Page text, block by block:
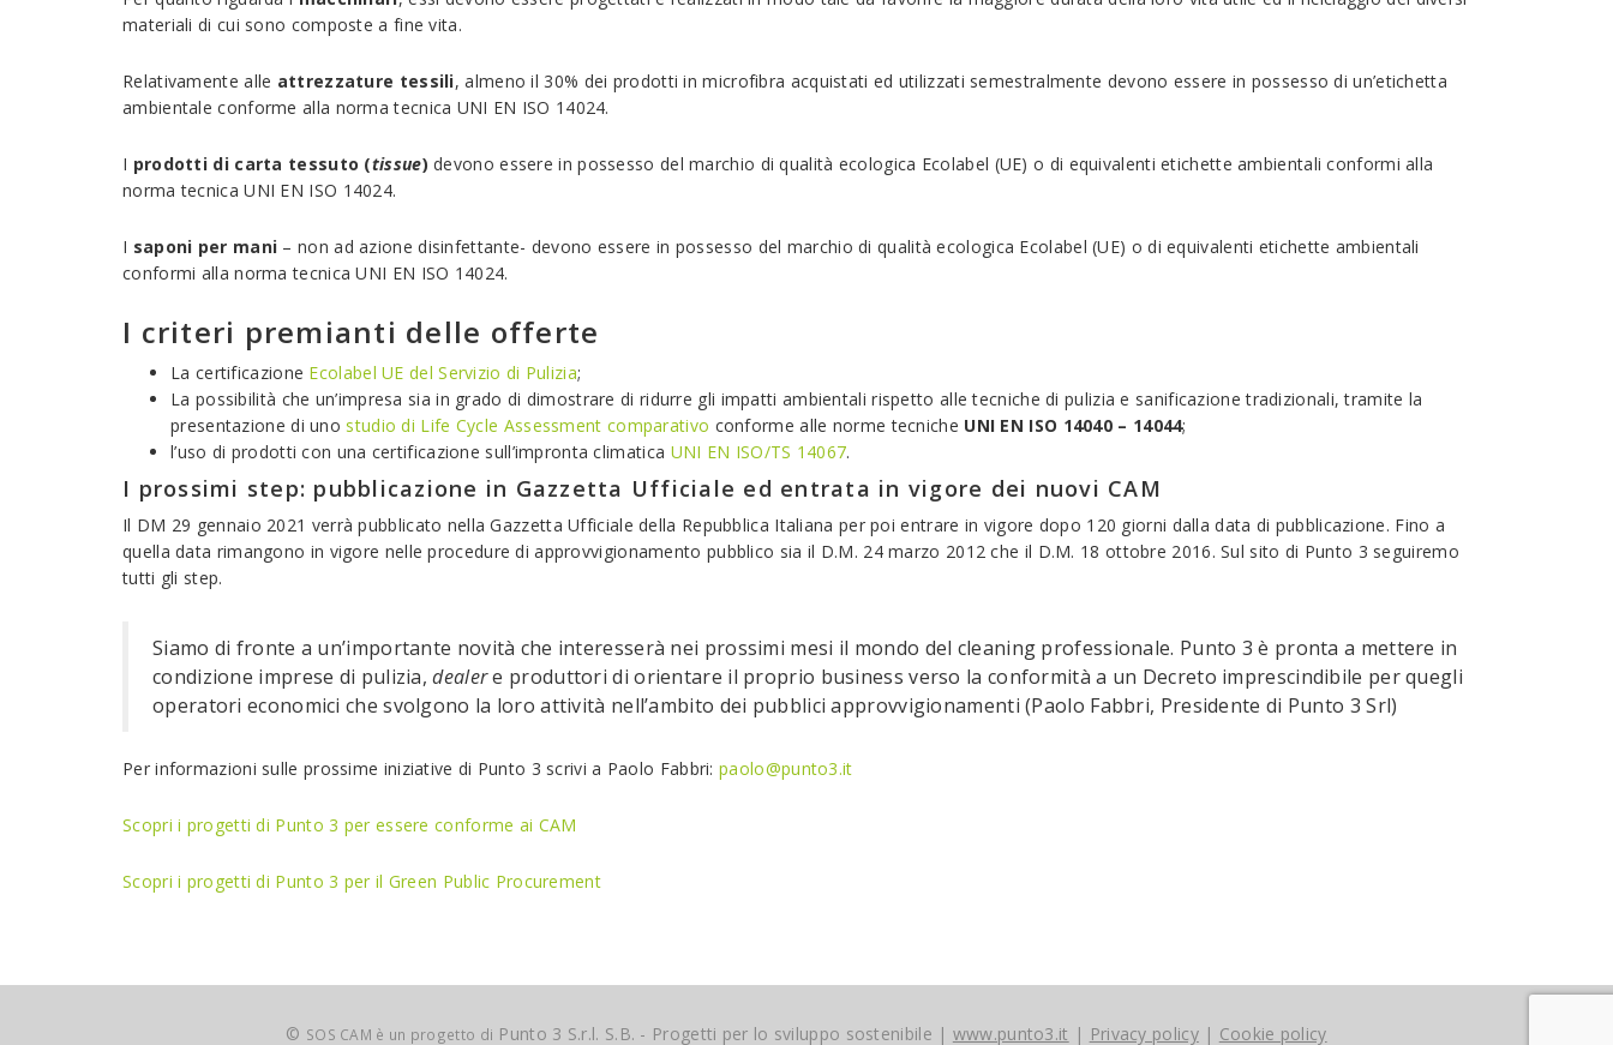
materiali di cui sono composte a fine vita.
Relativamente alle attrezzature tessili, almeno il 30% dei prodotti in microfibra acquistati ed utilizzati semestralmente devono essere in possesso di un’etichetta
ambientale conforme alla norma tecnica UNI EN ISO 14024.
I prodotti di carta tessuto (tissue) devono essere in possesso del marchio di qualità ecologica Ecolabel (UE) o di equivalenti etichette ambientali conformi alla
norma tecnica UNI EN ISO 14024.
I saponi per mani – non ad azione disinfettante- devono essere in possesso del marchio di qualità ecologica Ecolabel (UE) o di equivalenti etichette ambientali
conformi alla norma tecnica UNI EN ISO 14024.
I criteri premianti delle offerte
La certificazione Ecolabel UE del Servizio di Pulizia;
La possibilità che un’impresa sia in grado di dimostrare di ridurre gli impatti ambientali rispetto alle tecniche di pulizia e sanificazione tradizionali, tramite la
presentazione di uno studio di Life Cycle Assessment comparativo conforme alle norme tecniche UNI EN ISO 14040 – 14044;
l’uso di prodotti con una certificazione sull’impronta climatica UNI EN ISO/TS 14067.
I prossimi step: pubblicazione in Gazzetta Ufficiale ed entrata in vigore dei nuovi CAM
Il DM 29 gennaio 2021 verrà pubblicato nella Gazzetta Ufficiale della Repubblica Italiana per poi entrare in vigore dopo 120 giorni dalla data di pubblicazione. Fino a
quella data rimangono in vigore nelle procedure di approvvigionamento pubblico sia il D.M. 24 marzo 2012 che il D.M. 18 ottobre 2016. Sul sito di Punto 3 seguiremo
tutti gli step.
Siamo di fronte a un’importante novità che interesserà nei prossimi mesi il mondo del cleaning professionale. Punto 3 è pronta a mettere in
condizione imprese di pulizia,dealere produttori di orientare il proprio business verso la conformità a un Decreto imprescindibile per quegli
operatori economici che svolgono la loro attività nell’ambito dei pubblici approvvigionamenti (Paolo Fabbri, Presidente di Punto 3 Srl)
Per informazioni sulle prossime iniziative di Punto 3 scrivi a Paolo Fabbri:paolo@punto3.it
Scopri i progetti di Punto 3 per essere conforme ai CAM
Scopri i progetti di Punto 3 per il Green Public Procurement
© SOS CAM è un progetto di Punto 3 S.r.l. S.B. - Progetti per lo sviluppo sostenibile | www.punto3.it | Privacy policy| Cookie policy